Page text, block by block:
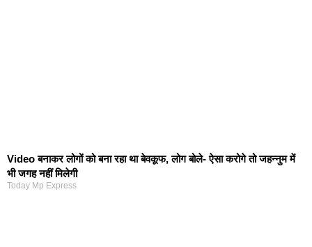
Video बनाकर लोगों को बना रहा था बेवकूफ, लोग बोले- ऐसा करोगे तो जहन्नुम में
भी जगह नहीं मिलेगी
Today Mp Express